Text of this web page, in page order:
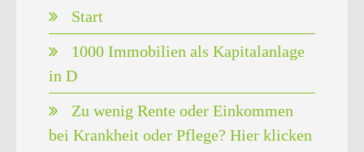
Start
1000 Immobilien als Kapitalanlage
in D
Zu wenig Rente oder Einkommen
bei Krankheit oder Pflege? Hier klicken